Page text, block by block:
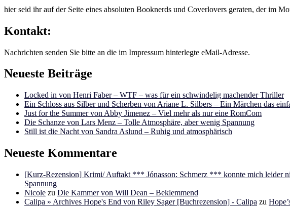
hier seid ihr auf der Seite eines absoluten Booknerds und Coverlovers geraten, der im
Kontakt:
Nachrichten senden Sie bitte an die im Impressum hinterlegte eMail-Adresse.
Neueste Beiträge
Locked in von Henri Faber – WTF – was für ein schwindelig machender Thriller
Ein Schloss aus Silber und Scherben von Ariane L. Silbers – Ein Märchen das
Just for the Summer von Abby Jimenez – Viel mehr als nur eine RomCom
Die Schanze von Lars Menz – Tolle Atmosphäre, aber wenig Spannung
Still ist die Nacht von Sandra Aslund – Ruhig und atmosphärisch
Neueste Kommentare
[Kurz-Rezension] Krimi/ Auftakt *** Jónasson: Schmerz *** konnte mich leider
Spannung
Nicole zu Die Kammer von Will Dean – Beklemmend
Calipa » Archives Hope's End von Riley Sager [Buchrezension] - Calipa zu